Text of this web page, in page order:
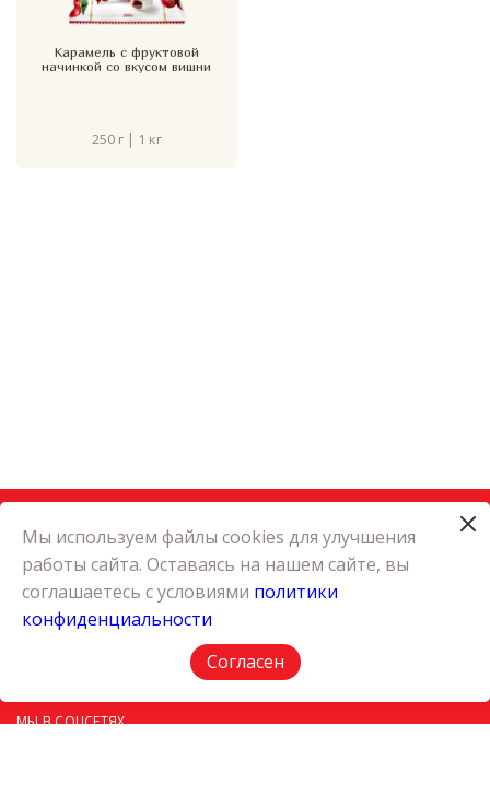
Карамель с фруктовой
начинкой со вкусом вишни
250 г | 1 кг
КАТАЛОГ
КАРЬЕРА
О КОМПАНИИ
ПОЛИТИКА КОНФИДЕНЦИАЛЬНОСТИ
МЫ В СОЦСЕТЯХ
Мы используем файлы cookies для улучшения
работы сайта. Оставаясь на нашем сайте, вы
соглашаетесь с условиями политики
конфиденциальности
Согласен